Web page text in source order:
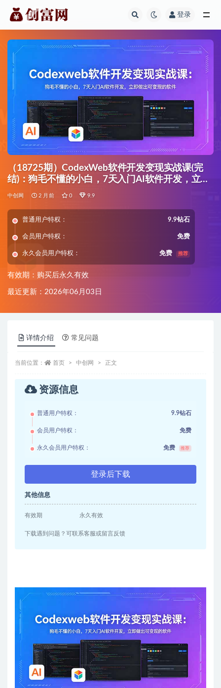
登录
（18725期）CodexWeb软件开发变现实战课(完
结)：狗毛不懂的小白，7天入门AI软件开发，立即
做出可变现的软件
中创网 2 月前 0 9.9
普通用户特权： 9.9钻石
会员用户特权： 免费
永久会员用户特权： 免费 推荐
有效期：购买后永久有效
最近更新：2026年06月03日
详情介绍 常见问题
当前位置： 首页 中创网 正文
资源信息
普通用户特权： 9.9钻石
会员用户特权： 免费
永久会员用户特权： 免费 推荐
登录后下载
其他信息
有效期 永久有效
下载遇到问题？可联系客服或留言反馈